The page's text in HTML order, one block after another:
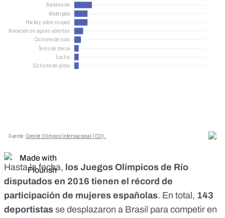
Hasta la fecha, los Juegos Olímpicos de Río
disputados en 2016 tienen el récord de
participación de mujeres españolas. En total, 143
deportistas se desplazaron a Brasil para competir en